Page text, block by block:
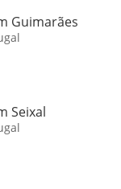
Guimarães
Seixal